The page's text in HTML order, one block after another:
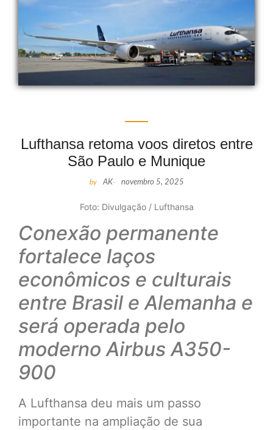
Lufthansa retoma voos diretos entre
São Paulo e Munique
by AK- novembro 5, 2025
Foto: Divulgação / Lufthansa
Conexão permanente
fortalece laços
econômicos e culturais
entre Brasil e Alemanha e
será operada pelo
moderno Airbus A350-
900
A Lufthansa deu mais um passo
importante na ampliação de sua